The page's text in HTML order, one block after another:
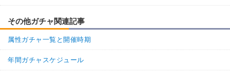
その他ガチャ関連記事
属性ガチャ一覧と開催時期
年間ガチャスケジュール